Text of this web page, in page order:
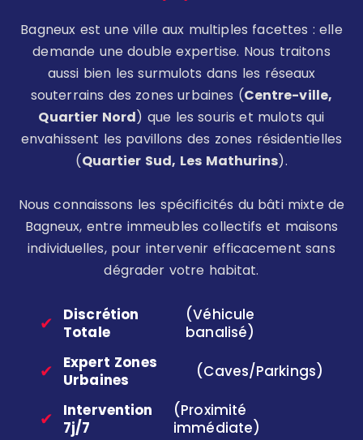
Bagneux est une ville aux multiples facettes : elle
demande une double expertise. Nous traitons
aussi bien les surmulots dans les réseaux
souterrains des zones urbaines (Centre-ville,
Quartier Nord) que les souris et mulots qui
envahissent les pavillons des zones résidentielles
(Quartier Sud, Les Mathurins).
Nous connaissons les spécificités du bâti mixte de
Bagneux, entre immeubles collectifs et maisons
individuelles, pour intervenir efficacement sans
dégrader votre habitat.
✔
Discrétion
Totale
(Véhicule
banalisé)
✔
Expert Zones
Urbaines
(Caves/Parkings)
✔
Intervention
7j/7
(Proximité
immédiate)